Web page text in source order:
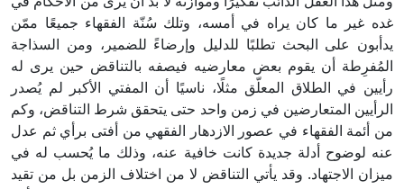
غده غير ما كان يراه في أمسه، وتلك سُنّة الفقهاء جميعًا ممّن
يدأبون على البحث تطلبًا للدليل وإرضاءً للضمير، ومن السذاجة
المُفرِطة أن يقوم بعض معارضيه فيصفه بالتناقض حين يرى له
رأيين في الطلاق المعلّق مثلًا، ناسيًا أن المفتي الأكبر لم يُصدر
الرأيين المتعارضين في زمن واحد حتى يتحقق شرط التناقض، وكم
من أئمة الفقهاء في عصور الازدهار الفقهي من أفتى برأي ثم عدل
عنه لوضوح أدلة جديدة كانت خافية عنه، وذلك ما يُحسب له في
ميزان الاجتهاد. وقد يأتي التناقض لا من اختلاف الزمن بل من تقيد